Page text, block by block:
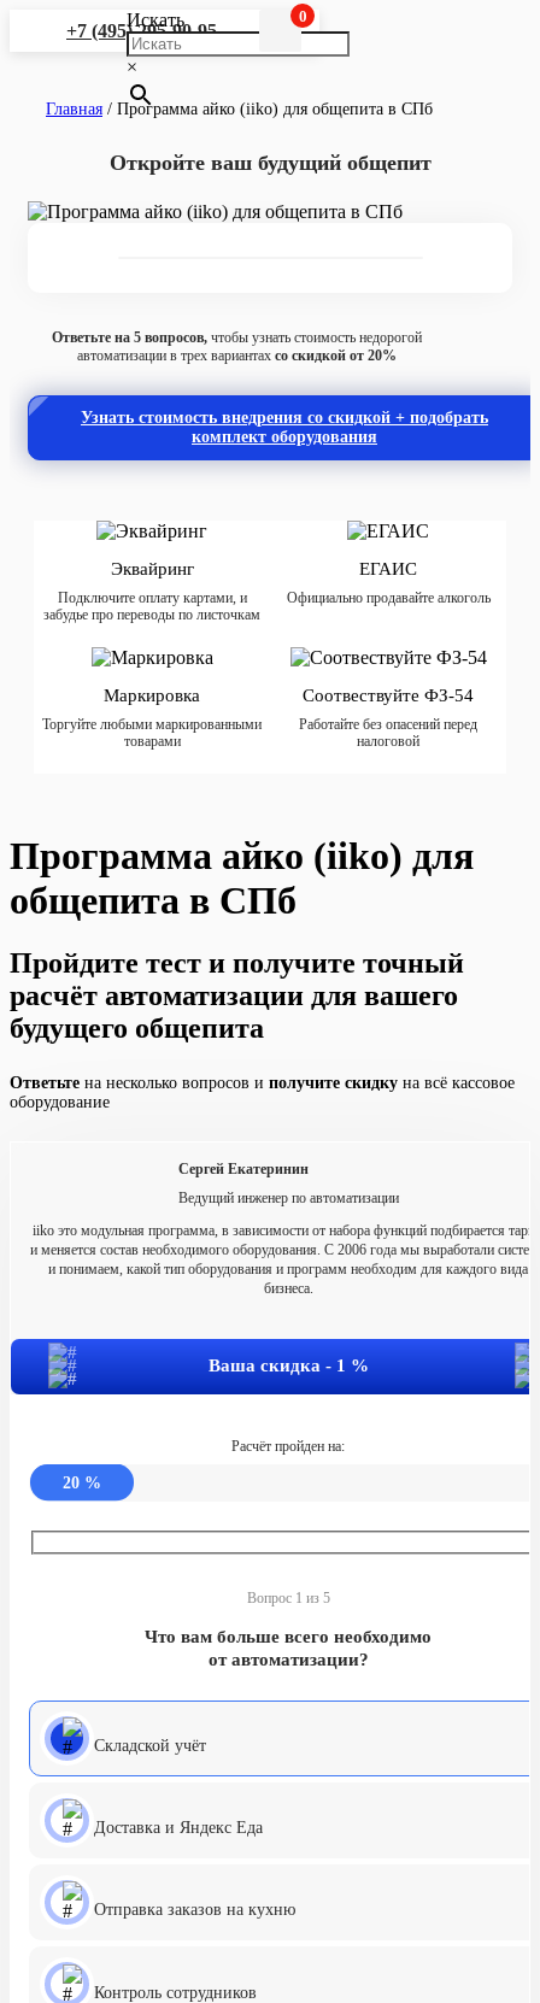
+7 (495) 295-90-95
Искать
×
0
Главная / Программа айко (iiko) для общепита в СПб
Откройте ваш будущий общепит
Ответьте на 5 вопросов,чтобы узнать стоимость недорогой
автоматизации в трех вариантах со скидкой от 20%
Узнать стоимость внедрения со скидкой + подобрать
комплект оборудования
Эквайринг
Подключите оплату картами, и
забудье про переводы по листочкам
ЕГАИС
Официально продавайте алкоголь
Маркировка
Торгуйте любыми маркированными
товарами
Соотвествуйте ФЗ-54
Работайте без опасений перед
налоговой
Программа айко (iiko) для
общепита в СПб
Пройдите тест и получите точный
расчёт автоматизации для вашего
будущего общепита
Ответьте на несколько вопросов и получите скидку на всё кассовое
оборудование
Расчёт пройден на:
20 %
Вопрос 1 из 5
Что вам больше всего необходимо
от автоматизации?
Складской учёт
Доставка и Яндекс Еда
Отправка заказов на кухню
Контроль сотрудников
Ваша скидка - 1 %
Сергей Екатеринин
Ведущий инженер по автоматизации
iiko это модульная программа, в зависимости от набора функций подбирается
и меняется состав необходимого оборудования. С 2006 года мы выработали
и понимаем, какой тип оборудования и программ необходим для каждого вида
бизнеса.